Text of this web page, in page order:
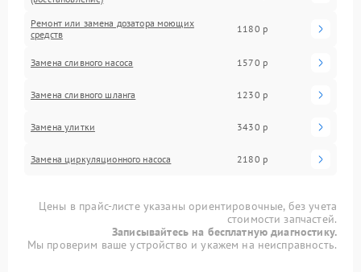
Ремонт или замена дозатора моющих
средств
1180 р
Замена сливного насоса 1570 р
Замена сливного шланга 1230 р
Замена улитки 3430 р
Замена циркуляционного насоса 2180 р
Цены в прайс-листе указаны ориентировочные, без учета
стоимости запчастей.
Записывайтесь на бесплатную диагностику.
Мы проверим ваше устройство и укажем на неисправность.